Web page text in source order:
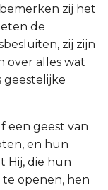
zij het
de
zij zijn
over alles wat
geestelijke
een geest van
en hun
Hij, die hun
openen, hen